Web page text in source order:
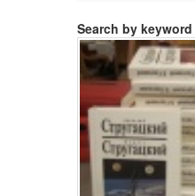
Search by keyword